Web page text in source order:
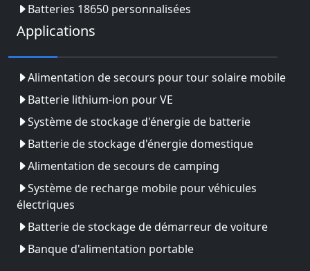
Batteries 18650 personnalisées
Applications
Alimentation de secours pour tour solaire mobile
Batterie lithium-ion pour VE
Système de stockage d'énergie de batterie
Batterie de stockage d'énergie domestique
Alimentation de secours de camping
Système de recharge mobile pour véhicules
électriques
Batterie de stockage de démarreur de voiture
Banque d'alimentation portable